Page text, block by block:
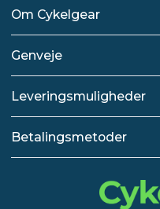
Om Cykelgear
Genveje
Leveringsmuligheder
Betalingsmetoder